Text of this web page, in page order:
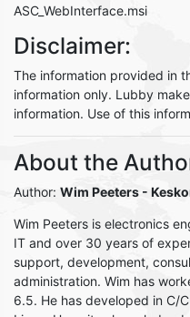
ASC_WebInterface.msi
Disclaimer:
The information provided in
information only. Lubby
information. Use of this
About the
Author: Wim Peeters -
Wim Peeters is electronics
IT and over 30 years of
support, development,
administration. Wim has
6.5. He has developed in C/